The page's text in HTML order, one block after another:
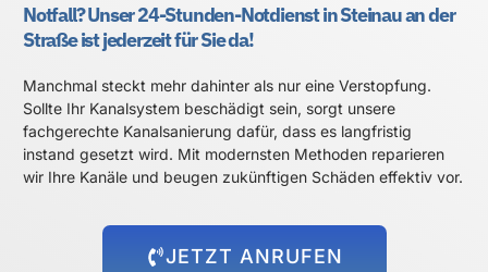
Notfall? Unser 24-Stunden-Notdienst in Steinau an der
Straße ist jederzeit für Sie da!
Manchmal steckt mehr dahinter als nur eine Verstopfung.
Sollte Ihr Kanalsystem beschädigt sein, sorgt unsere
fachgerechte Kanalsanierung dafür, dass es langfristig
instand gesetzt wird. Mit modernsten Methoden reparieren
wir Ihre Kanäle und beugen zukünftigen Schäden effektiv vor.
JETZT ANRUFEN